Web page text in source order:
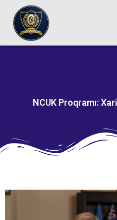
content
NCUK Proqramı: